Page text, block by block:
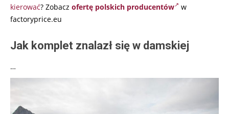
kierować? Zobacz ofertę polskich producentów
w
factoryprice.eu
Jak komplet znalazł się w damskiej
…